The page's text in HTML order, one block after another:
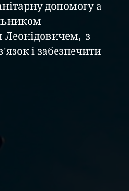
допомогу а
з
і забезпечити